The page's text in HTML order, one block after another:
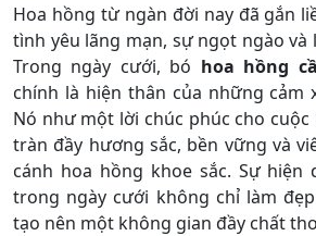
Hoa hồng từ ngàn đời nay đã gắn
tình yêu lãng mạn, sự ngọt ngào và
Trong ngày cưới, bó hoa hồng
chính là hiện thân của những cảm
Nó như một lời chúc phúc cho
tràn đầy hương sắc, bền vững và
cánh hoa hồng khoe sắc. Sự hiện
trong ngày cưới không chỉ làm
tạo nên một không gian đầy chất